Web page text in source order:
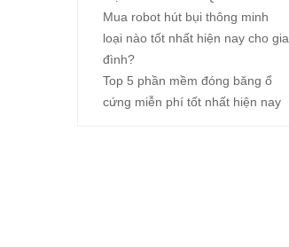
Mua robot hút bụi thông minh
loại nào tốt nhất hiện nay cho gia
đình?
Top 5 phần mềm đóng băng ổ
cứng miễn phí tốt nhất hiện nay